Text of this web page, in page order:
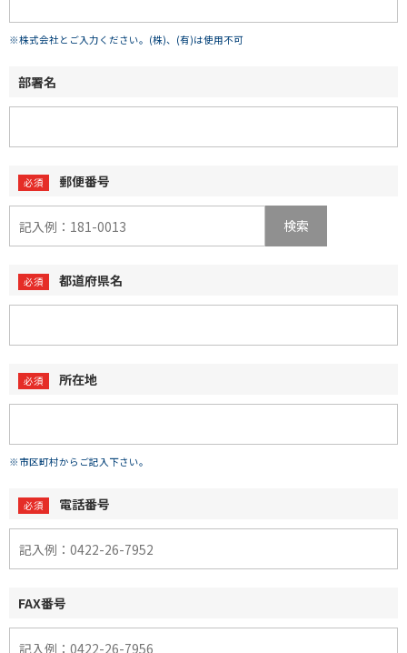
※株式会社とご入力ください。(株)、(有)は使用不可
部署名
郵便番号
検索
都道府県名
所在地
※市区町村からご記入下さい。
電話番号
FAX番号